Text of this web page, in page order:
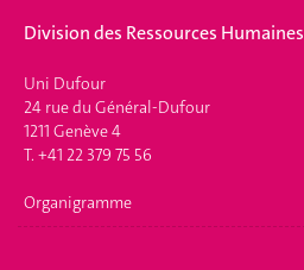
Division des Ressources Humaines
Uni Dufour
24 rue du Général-Dufour
1211 Genève 4
T. +41 22 379 75 56
Organigramme